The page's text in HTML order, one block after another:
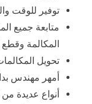
توفير للوقت
متابعة جميع
المكالمة وقطع
تحويل
أمهر مهندس
أنواع عديدة من